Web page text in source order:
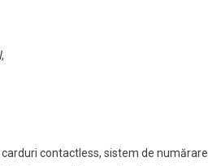
contactless, sistem de numărare